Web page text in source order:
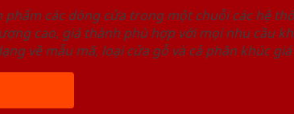
các dòng cửa trong một chuỗi các hệ
cao, giá thành phù hợp với mọi nhu cầu
về mẫu mã, loại cửa gỗ và cả phân khúc